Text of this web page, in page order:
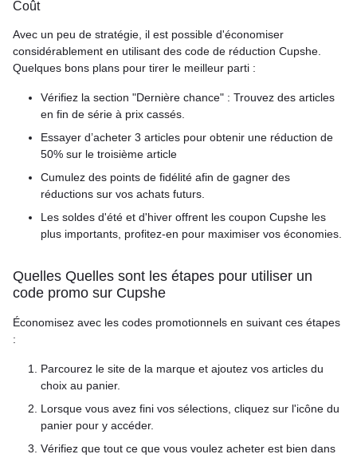
Coût
Avec un peu de stratégie, il est possible d'économiser
considérablement en utilisant des code de réduction Cupshe.
Quelques bons plans pour tirer le meilleur parti :
Vérifiez la section "Dernière chance" : Trouvez des articles
en fin de série à prix cassés.
Essayer d’acheter 3 articles pour obtenir une réduction de
50% sur le troisième article
Cumulez des points de fidélité afin de gagner des
réductions sur vos achats futurs.
Les soldes d'été et d'hiver offrent les coupon Cupshe les
plus importants, profitez-en pour maximiser vos économies.
Quelles Quelles sont les étapes pour utiliser un
code promo sur Cupshe
Économisez avec les codes promotionnels en suivant ces étapes
:
Parcourez le site de la marque et ajoutez vos articles du
choix au panier.
Lorsque vous avez fini vos sélections, cliquez sur l'icône du
panier pour y accéder.
Vérifiez que tout ce que vous voulez acheter est bien dans